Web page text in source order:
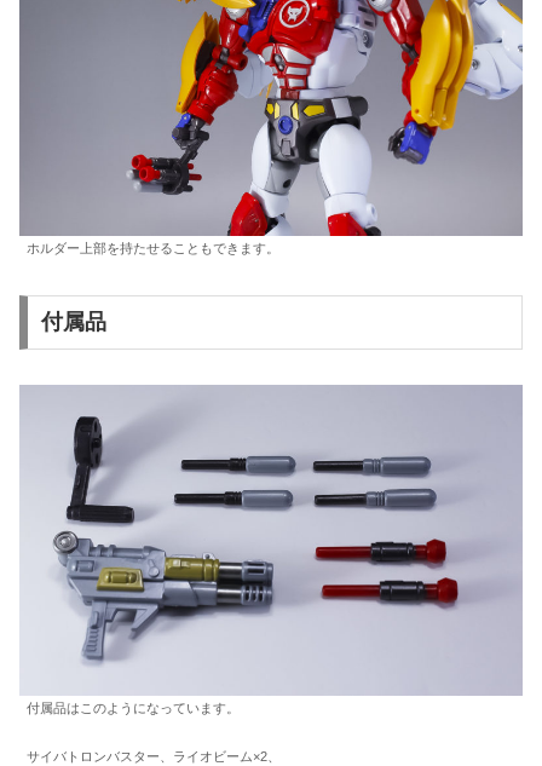
ホルダー上部を持たせることもできます。
付属品
付属品はこのようになっています。
サイバトロンバスター、ライオビーム×2、